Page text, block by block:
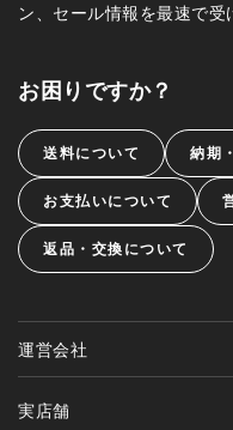
ン、セール情報を最速で受
お困りですか？
送料について 納期
お支払いについて
返品・交換について
運営会社
実店舗